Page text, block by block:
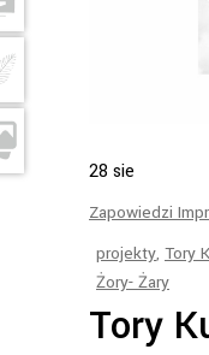
28 sie
Zapowiedzi
projekty, Tory
Żory- Żary
Tory